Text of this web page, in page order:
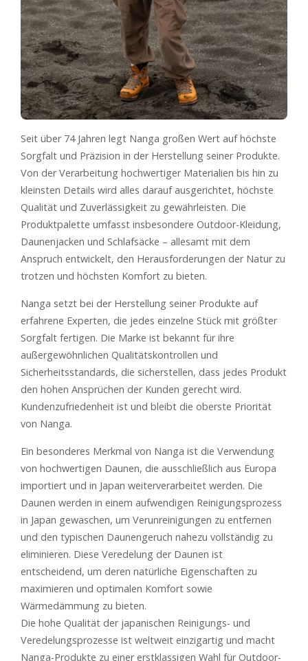
Seit über 74 Jahren legt Nanga großen Wert auf höchste
Sorgfalt und Präzision in der Herstellung seiner Produkte.
Von der Verarbeitung hochwertiger Materialien bis hin zu
kleinsten Details wird alles darauf ausgerichtet, höchste
Qualität und Zuverlässigkeit zu gewährleisten. Die
Produktpalette umfasst insbesondere Outdoor-Kleidung,
Daunenjacken und Schlafsäcke – allesamt mit dem
Anspruch entwickelt, den Herausforderungen der Natur zu
trotzen und höchsten Komfort zu bieten.
Nanga setzt bei der Herstellung seiner Produkte auf
erfahrene Experten, die jedes einzelne Stück mit größter
Sorgfalt fertigen. Die Marke ist bekannt für ihre
außergewöhnlichen Qualitätskontrollen und
Sicherheitsstandards, die sicherstellen, dass jedes Produkt
den hohen Ansprüchen der Kunden gerecht wird.
Kundenzufriedenheit ist und bleibt die oberste Priorität
von Nanga.
Ein besonderes Merkmal von Nanga ist die Verwendung
von hochwertigen Daunen, die ausschließlich aus Europa
importiert und in Japan weiterverarbeitet werden. Die
Daunen werden in einem aufwendigen Reinigungsprozess
in Japan gewaschen, um Verunreinigungen zu entfernen
und den typischen Daunengeruch nahezu vollständig zu
eliminieren. Diese Veredelung der Daunen ist
entscheidend, um deren natürliche Eigenschaften zu
maximieren und optimalen Komfort sowie
Wärmedämmung zu bieten.
Die hohe Qualität der japanischen Reinigungs- und
Veredelungsprozesse ist weltweit einzigartig und macht
Nanga-Produkte zu einer erstklassigen Wahl für Outdoor-